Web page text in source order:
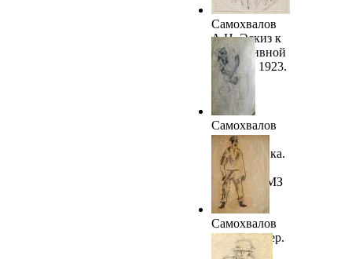
Самохвалов
А.Н. Эскиз к
декоративной
тарелке. 1923.
ТОКГ
Самохвалов
А.Н.
Головомойка.
1923.
ПГОИАХМЗ
Самохвалов
А.Н. Шахтер.
1923. НХМ